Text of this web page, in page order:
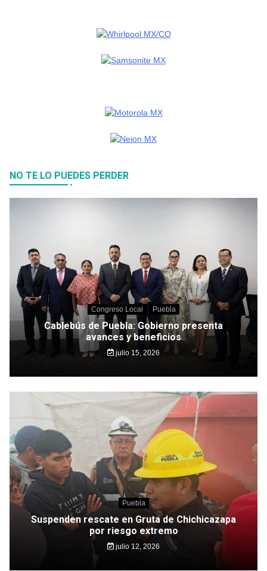
NO TE LO PUEDES PERDER
Congreso Local Puebla
Cablebús de Puebla: Gobierno presenta
avances y beneficios
julio 15, 2026
Puebla
Suspenden rescate en Gruta de Chichicazapa
por riesgo extremo
julio 12, 2026